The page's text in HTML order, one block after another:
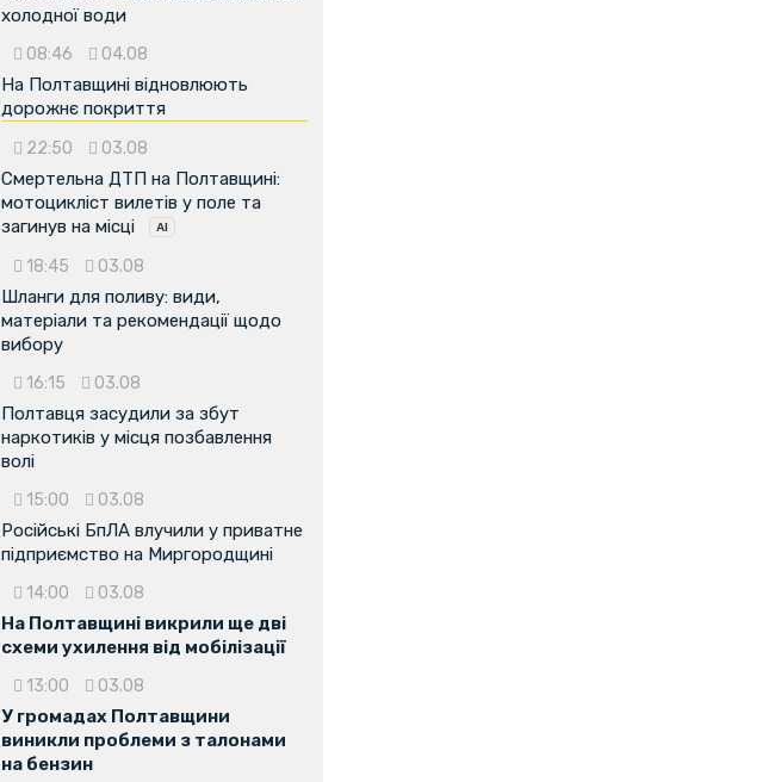
холодної води
08:46 04.08
На Полтавщині відновлюють
дорожнє покриття
22:50 03.08
Смертельна ДТП на Полтавщині:
мотоцикліст вилетів у поле та
загинув на місці
18:45 03.08
Шланги для поливу: види,
матеріали та рекомендації щодо
вибору
16:15 03.08
Полтавця засудили за збут
наркотиків у місця позбавлення
волі
15:00 03.08
Російські БпЛА влучили у приватне
підприємство на Миргородщині
14:00 03.08
На Полтавщині викрили ще дві
схеми ухилення від мобілізації
13:00 03.08
У громадах Полтавщини
виникли проблеми з талонами
на бензин